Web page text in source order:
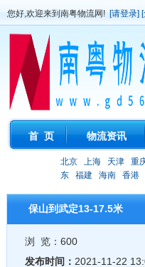
您好,欢迎来到南粤物流网! [请登录]
首 页 物流资讯
北京 上海 天津 重
东
福建 海南 香港
保山到武定13-17.5米
浏 览：600
发布时间： 2021-11-22